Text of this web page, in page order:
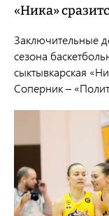
«Ника»
Заключительные
сезона
сыктывкарская
Соперник –